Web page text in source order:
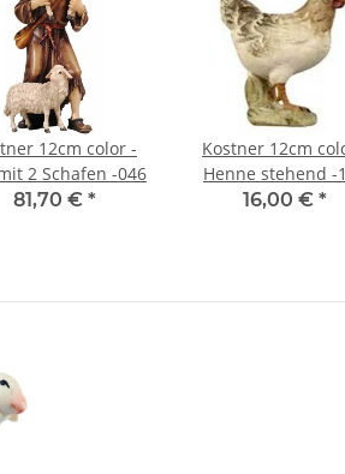
12cm color -
2 Schafen -046
81,70 € *
Kostner 12cm
Henne stehend -
16,00 € *